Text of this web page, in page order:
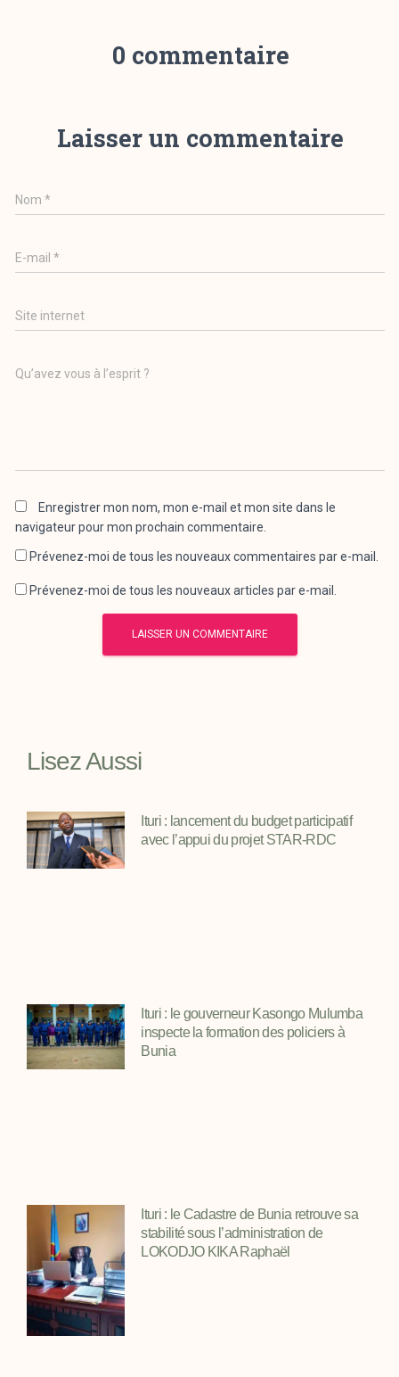
0 commentaire
Laisser un commentaire
Nom*
E-mail*
Site internet
Qu’avez vous à l’esprit ?
Enregistrer mon nom, mon e-mail et mon site dans le
navigateur pour mon prochain commentaire.
Prévenez-moi de tous les nouveaux commentaires par e-mail.
Prévenez-moi de tous les nouveaux articles par e-mail.
Lisez Aussi
Ituri : lancement du budget participatif
avec l’appui du projet STAR-RDC
Ituri : le gouverneur Kasongo Mulumba
inspecte la formation des policiers à
Bunia
Ituri : le Cadastre de Bunia retrouve sa
stabilité sous l’administration de
LOKODJO KIKA Raphaël